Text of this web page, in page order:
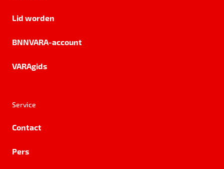
Lid worden
BNNVARA-account
VARAgids
Service
Contact
Pers